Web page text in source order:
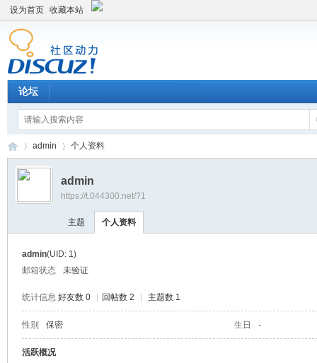
设为首页 收藏本站
论坛
›
admin 个人资料
admin
https://t.044300.net/?1
主题 个人资料
admin(UID: 1)
邮箱状态
未验证
统计信息 好友数 0 回帖数 2 主题数 1
性别 保密 生日 -
活跃概况